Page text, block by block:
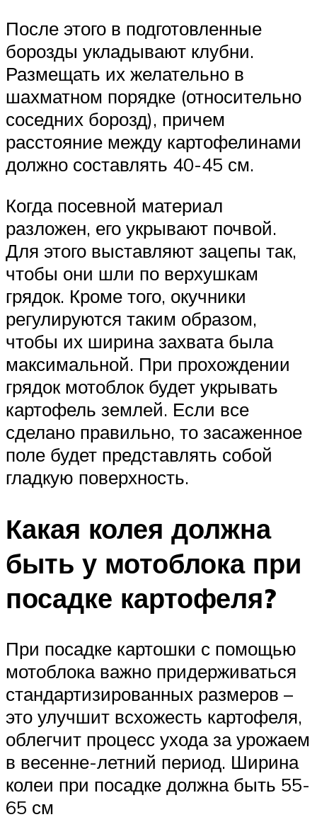
После этого в подготовленные
борозды укладывают клубни.
Размещать их желательно в
шахматном порядке (относительно
соседних борозд), причем
расстояние между картофелинами
должно составлять 40-45 см.
Когда посевной материал
разложен, его укрывают почвой.
Для этого выставляют зацепы так,
чтобы они шли по верхушкам
грядок. Кроме того, окучники
регулируются таким образом,
чтобы их ширина захвата была
максимальной. При прохождении
грядок мотоблок будет укрывать
картофель землей. Если все
сделано правильно, то засаженное
поле будет представлять собой
гладкую поверхность.
Какая колея должна
быть у мотоблока при
посадке картофеля?
При посадке картошки с помощью
мотоблока важно придерживаться
стандартизированных размеров –
это улучшит всхожесть картофеля,
облегчит процесс ухода за урожаем
в весенне-летний период. Ширина
колеи при посадке должна быть 55-
65 см